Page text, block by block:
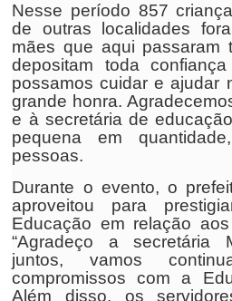
Nesse período 857
de outras localidades
mães que aqui passaram
depositam toda
possamos cuidar e ajudar
grande honra.
e à secretária de
pequena em
pessoas.
Durante o evento, o
aproveitou para
Educação em relação
“Agradeço a secretária
juntos, vamos
compromissos com a
Além disso, os